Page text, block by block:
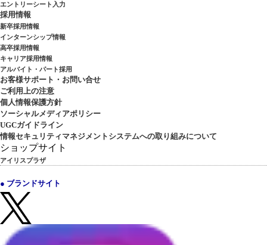
エントリーシート入力
採用情報
新卒採用情報
インターンシップ情報
高卒採用情報
キャリア採用情報
アルバイト・パート採用
お客様サポート・お問い合せ
ご利用上の注意
個人情報保護方針
ソーシャルメディアポリシー
UGCガイドライン
情報セキュリティマネジメントシステムへの取り組みについて
ショップサイト
アイリスプラザ
● ブランドサイト